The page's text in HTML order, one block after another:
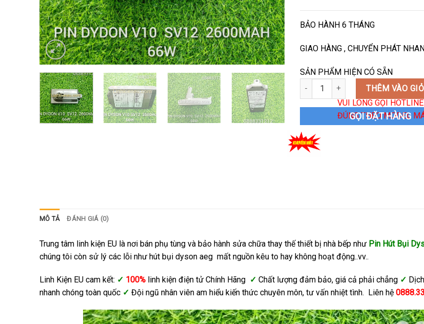
BẢO HÀNH 6 THÁNG
GIAO HÀNG , CHUYỂN PHÁT
SẢN PHẨM HIỆN CÓ SẴN
Pin Hút Bụi Dyson V10 SV12 số lượng
THÊM VÀO
GỌI ĐẶT HÀNG
VUI LÒNG GỌI
ĐÚNG THEO MODEL
MÔ TẢ ĐÁNH GIÁ (0)
Trung tâm linh kiện EU là nơi bán phụ tùng và bảo hành sửa chữa thay thế thiết bị nhà bếp như Pin Hút Bụi
chúng tôi còn sử lý các lỗi như hút bụi dyson aeg mất nguồn kêu to hay không hoạt động..vv..
Linh Kiện EU cam kết: ✓ 100% linh kiện điện tử Chính Hãng ✓ Chất lượng đảm bảo, giá cả phải chẳng ✓
nhanh chóng toàn quốc ✓ Đội ngũ nhân viên am hiểu kiến thức chuyên môn, tư vấn nhiệt tình. Liên hệ